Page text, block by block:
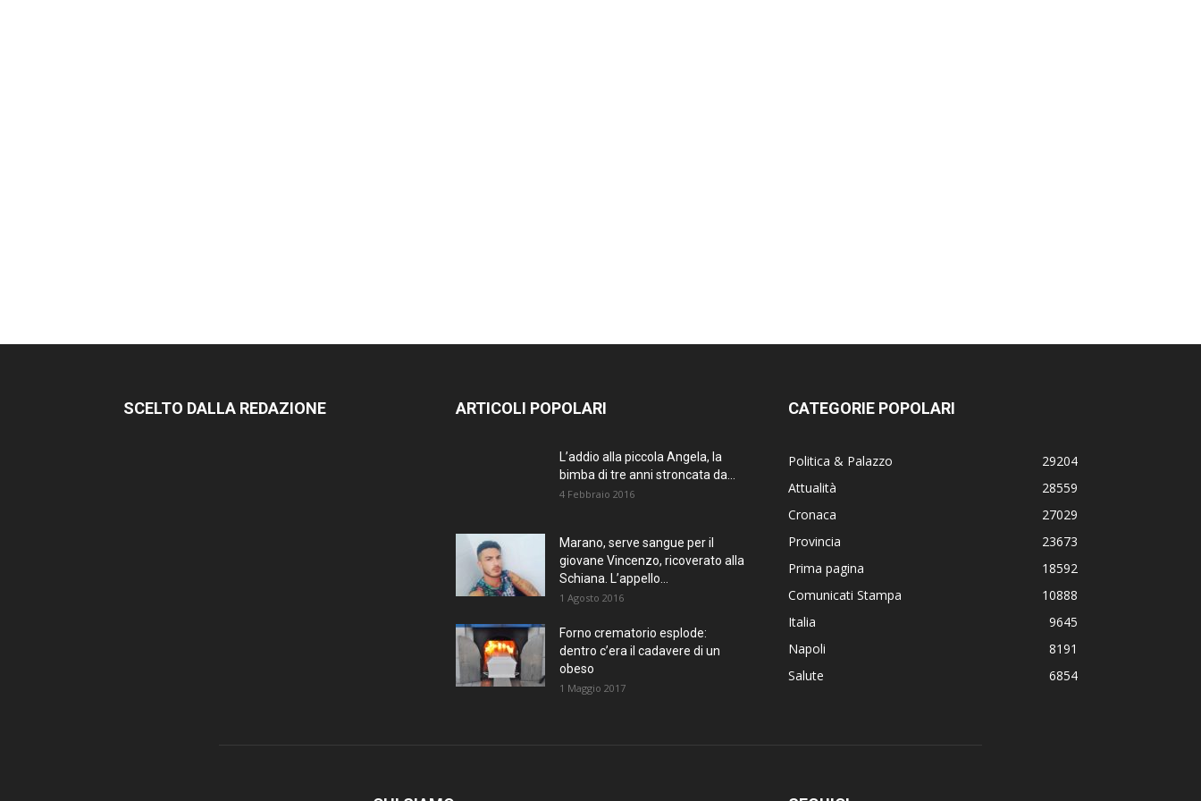
SCELTO DALLA REDAZIONE ARTICOLI POPOLARI
L’addio alla piccola Angela, la
bimba di tre anni stroncata da...
4 Febbraio 2016
Marano, serve sangue per il
giovane Vincenzo, ricoverato alla
Schiana. L’appello...
1 Agosto 2016
Forno crematorio esplode:
dentro c’era il cadavere di un
obeso
1 Maggio 2017
CATEGORIE POPOLARI
Politica & Palazzo
29204
Attualità
28559
Cronaca
27029
Provincia
23673
Prima pagina
18592
Comunicati Stampa
10888
Italia
9645
Napoli
8191
Salute
6854